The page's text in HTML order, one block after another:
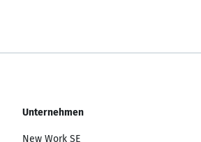
Unternehmen
New Work SE